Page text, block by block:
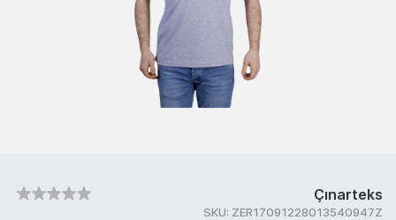
Çınarteks
SKU: ZER17091228013540947Z